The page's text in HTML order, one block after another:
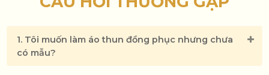
1. Tôi muốn làm áo thun đồng phục nhưng chưa
có mẫu?